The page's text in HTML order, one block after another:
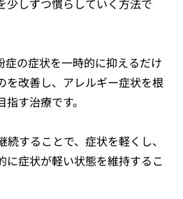
症の症状を一時的に抑えるだけ
を改善し、アレルギー症状を根
す治療です。
することで、症状を軽くし、
に症状が軽い状態を維持するこ